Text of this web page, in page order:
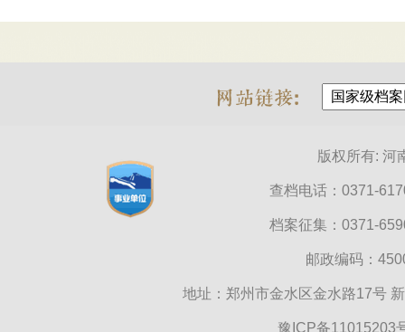
版权所有: 河
查档电话：0371-
档案征集：0371-
邮政编码：
地址：郑州市金水区金水路17号
豫ICP备11015203